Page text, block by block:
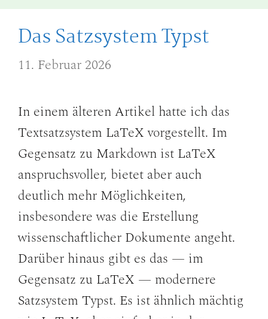
Das Satzsystem Typst
11. Februar 2026
In einem älteren Artikel hatte ich das
Textsatzsystem LaTeX vorgestellt. Im
Gegensatz zu Markdown ist LaTeX
anspruchsvoller, bietet aber auch
deutlich mehr Möglichkeiten,
insbesondere was die Erstellung
wissenschaftlicher Dokumente angeht.
Darüber hinaus gibt es das — im
Gegensatz zu LaTeX — modernere
Satzsystem Typst. Es ist ähnlich mächtig